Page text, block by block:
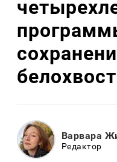
Варвара
Редактор